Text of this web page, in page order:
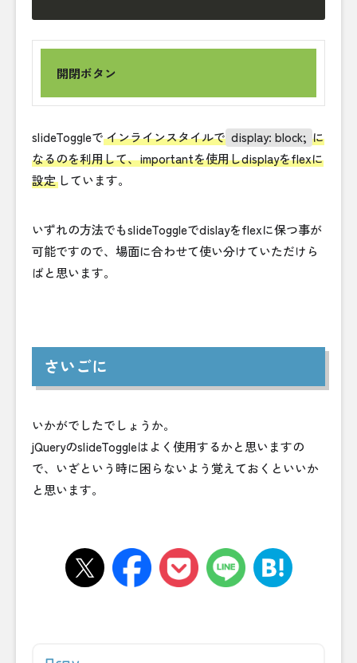
開閉ボタン
slideToggleでインラインスタイルで display: block; に
なるのを利用して、importantを使用しdisplayをflexに
設定 しています。
いずれの方法でもslideToggleでdislayをflexに保つ事が
可能ですので、場面に合わせて使い分けていただけら
ばと思います。
さいごに
いかがでしたでしょうか。
jQueryのslideToggleはよく使用するかと思いますの
で、いざという時に困らないよう覚えておくといいか
と思います。